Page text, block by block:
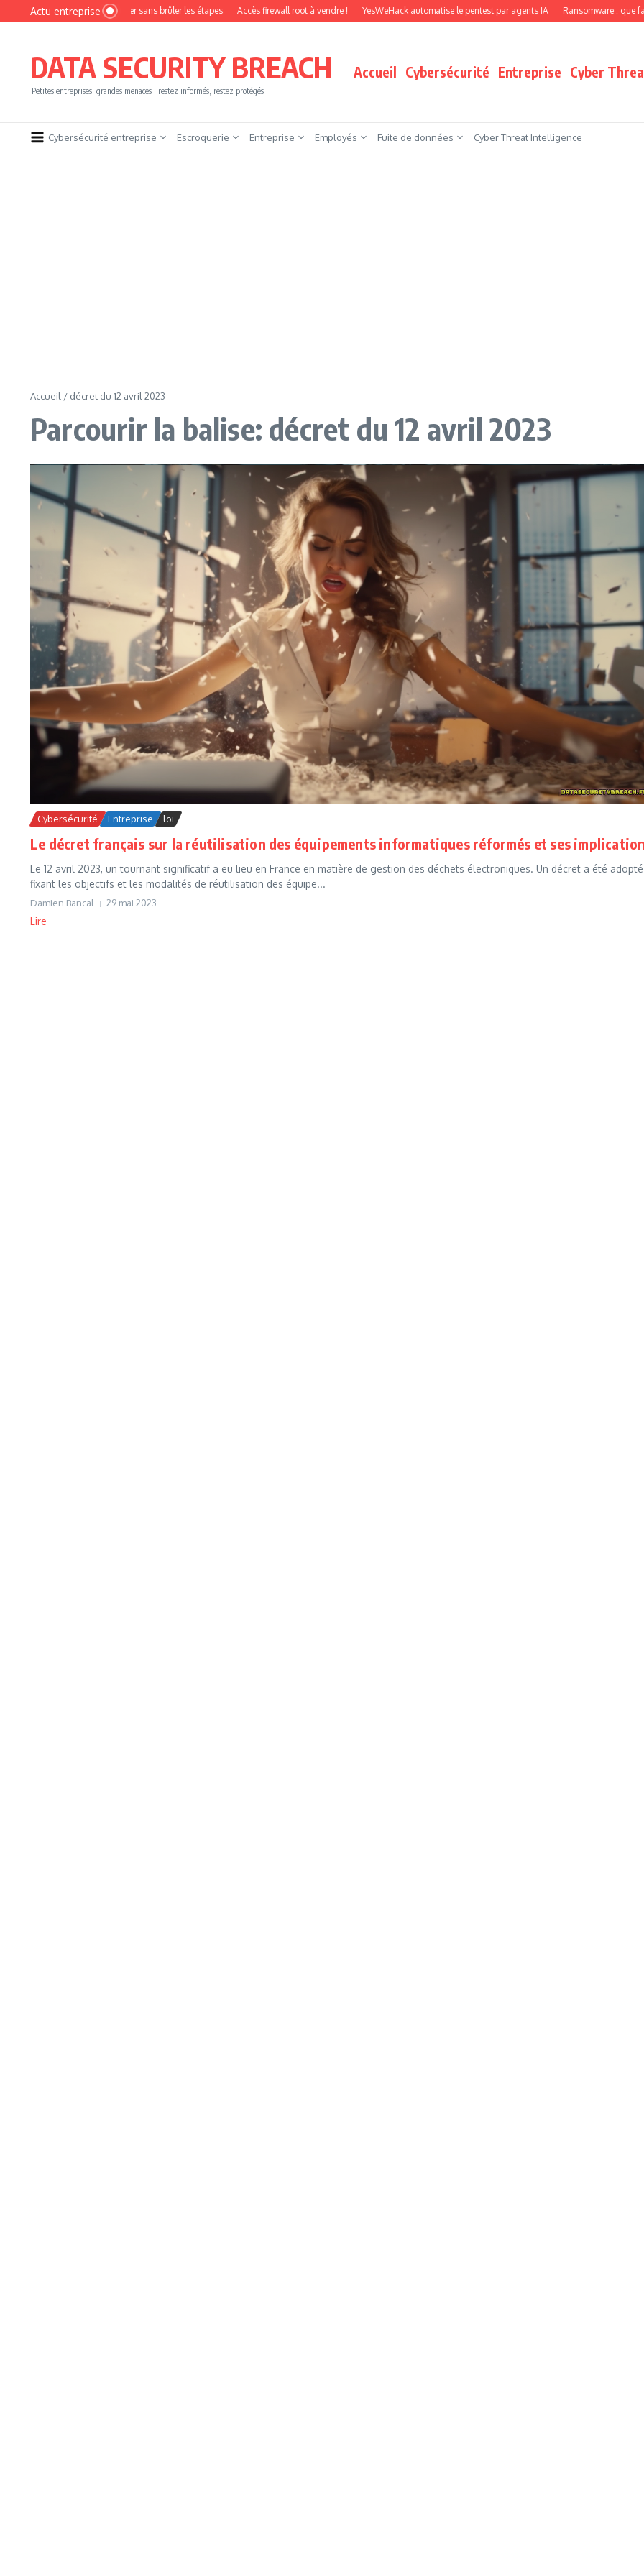
Aller au contenu
Actu entreprise
devenir pentester sans brûler les étapes Accès firewall root à vendre ! YesWeHack automatise le pentest par agents IA Ransomware : que faire
DATA SECURITY BREACH
Petites entreprises, grandes menaces : restez informés, restez protégés
Accueil Cybersécurité Entreprise Cyber
Cybersécurité entreprise Escroquerie Entreprise Employés Fuite de données Cyber Threat Intelligence
Accueil / décret du 12 avril 2023
Parcourir la balise: décret du 12 avril 2023
Cybersécurité Entreprise loi
Le décret français sur la réutilisation des équipements informatiques réformés et ses
Le 12 avril 2023, un tournant significatif a eu lieu en France en matière de gestion des déchets électroniques. Un décret a été adopté
fixant les objectifs et les modalités de réutilisation des équipe...
Damien Bancal 29 mai 2023
Lire